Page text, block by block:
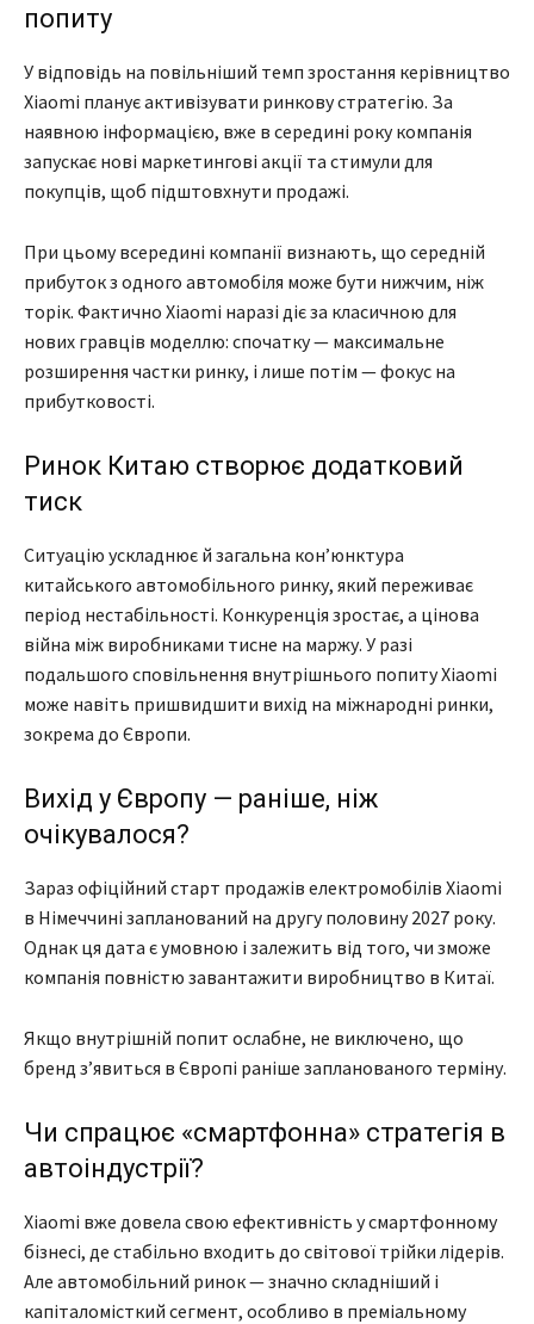
попиту
У відповідь на повільніший темп зростання керівництво
Xiaomi планує активізувати ринкову стратегію. За
наявною інформацією, вже в середині року компанія
запускає нові маркетингові акції та стимули для
покупців, щоб підштовхнути продажі.
При цьому всередині компанії визнають, що середній
прибуток з одного автомобіля може бути нижчим, ніж
торік. Фактично Xiaomi наразі діє за класичною для
нових гравців моделлю: спочатку — максимальне
розширення частки ринку, і лише потім — фокус на
прибутковості.
Ринок Китаю створює додатковий
тиск
Ситуацію ускладнює й загальна кон’юнктура
китайського автомобільного ринку, який переживає
період нестабільності. Конкуренція зростає, а цінова
війна між виробниками тисне на маржу. У разі
подальшого сповільнення внутрішнього попиту Xiaomi
може навіть пришвидшити вихід на міжнародні ринки,
зокрема до Європи.
Вихід у Європу — раніше, ніж
очікувалося?
Зараз офіційний старт продажів електромобілів Xiaomi
в Німеччині запланований на другу половину 2027 року.
Однак ця дата є умовною і залежить від того, чи зможе
компанія повністю завантажити виробництво в Китаї.
Якщо внутрішній попит ослабне, не виключено, що
бренд з’явиться в Європі раніше запланованого терміну.
Чи спрацює «смартфонна» стратегія в
автоіндустрії?
Xiaomi вже довела свою ефективність у смартфонному
бізнесі, де стабільно входить до світової трійки лідерів.
Але автомобільний ринок — значно складніший і
капіталомісткий сегмент, особливо в преміальному